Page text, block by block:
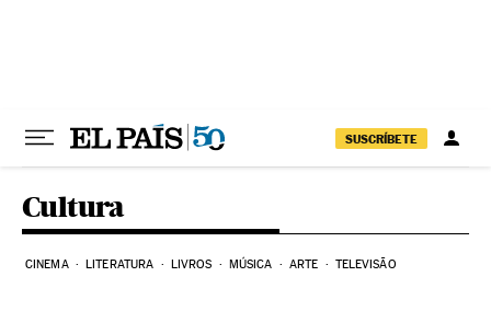
SUSCRÍBETE
Cultura
CINEMA LITERATURA LIVROS MÚSICA ARTE TELEVISÃO